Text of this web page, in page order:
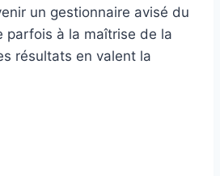
un gestionnaire avisé du
parfois à la maîtrise de la
résultats en valent la